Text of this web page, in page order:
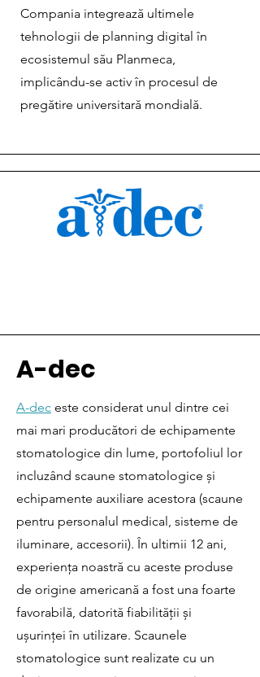
Compania integrează ultimele
tehnologii de planning digital în
ecosistemul său Planmeca,
implicându-se activ în procesul de
pregătire universitară mondială.
A-dec
A-dec este considerat unul dintre cei
mai mari producători de echipamente
stomatologice din lume, portofoliul lor
incluzând scaune stomatologice și
echipamente auxiliare acestora (scaune
pentru personalul medical, sisteme de
iluminare, accesorii). În ultimii 12 ani,
experiența noastră cu aceste produse
de origine americană a fost una foarte
favorabilă, datorită fiabilității și
ușurinței în utilizare. Scaunele
stomatologice sunt realizate cu un